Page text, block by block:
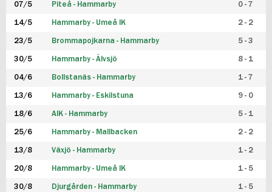
07/5 Piteå - Hammarby 0 - 7
14/5 Hammarby - Umeå IK 2 - 2
23/5 Brommapojkarna - Hammarby 5 - 3
30/5 Hammarby - Älvsjö 8 - 1
04/6 Bollstanäs - Hammarby 1 - 7
13/6 Hammarby - Eskilstuna 9 - 0
18/6 AIK - Hammarby 5 - 1
25/6 Hammarby - Mallbacken 2 - 2
13/8 Växjö - Hammarby 1 - 2
20/8 Hammarby - Umeå IK 1 - 5
30/8 Djurgården - Hammarby 1 - 5